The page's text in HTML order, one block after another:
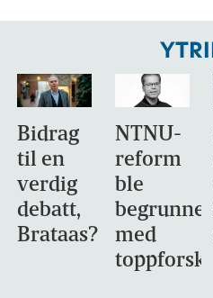
Bidrag
til en
verdig
debatt,
Brataas?
NTNU-
reform
ble
begrunnet
med